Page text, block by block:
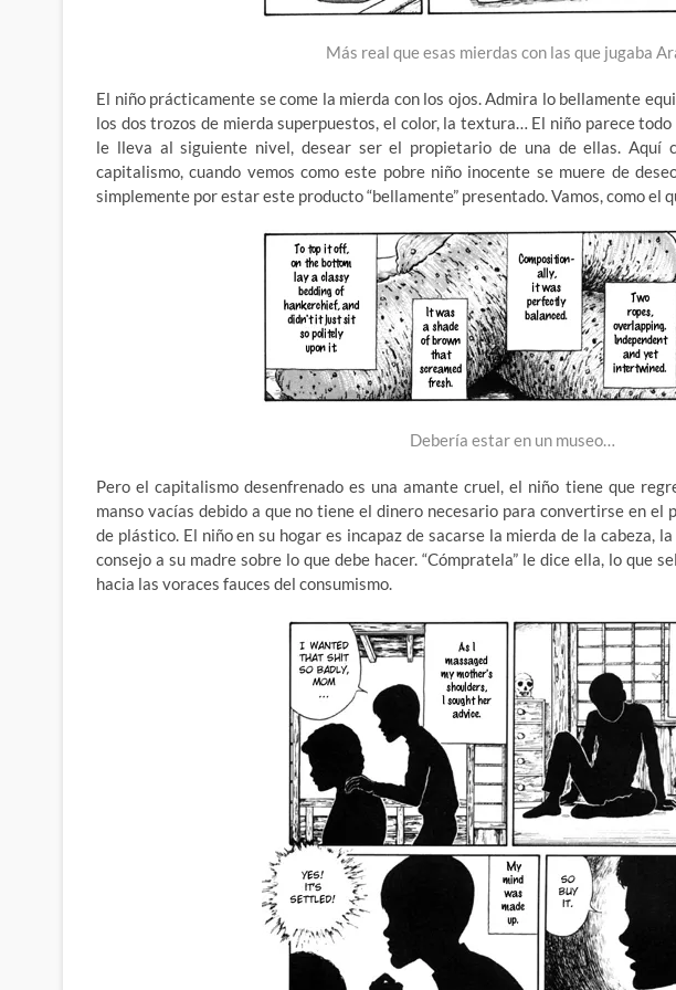
Más real que esas mierdas con las que jugaba
El niño prácticamente se come la mierda con los ojos. Admira lo bellamente
los dos trozos de mierda superpuestos, el color, la textura… El niño parece
le lleva al siguiente nivel, desear ser el propietario de una de ellas. Aquí
capitalismo, cuando vemos como este pobre niño inocente se muere de
simplemente por estar este producto “bellamente” presentado. Vamos, como el
Debería estar en un museo…
Pero el capitalismo desenfrenado es una amante cruel, el niño tiene que
manso vacías debido a que no tiene el dinero necesario para convertirse en el
de plástico. El niño en su hogar es incapaz de sacarse la mierda de la cabeza,
consejo a su madre sobre lo que debe hacer. “Cómpratela” le dice ella, lo que
hacia las voraces fauces del consumismo.